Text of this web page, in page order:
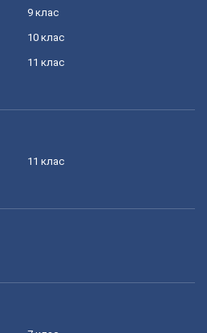
9 клас
10 клас
11 клас
11 клас